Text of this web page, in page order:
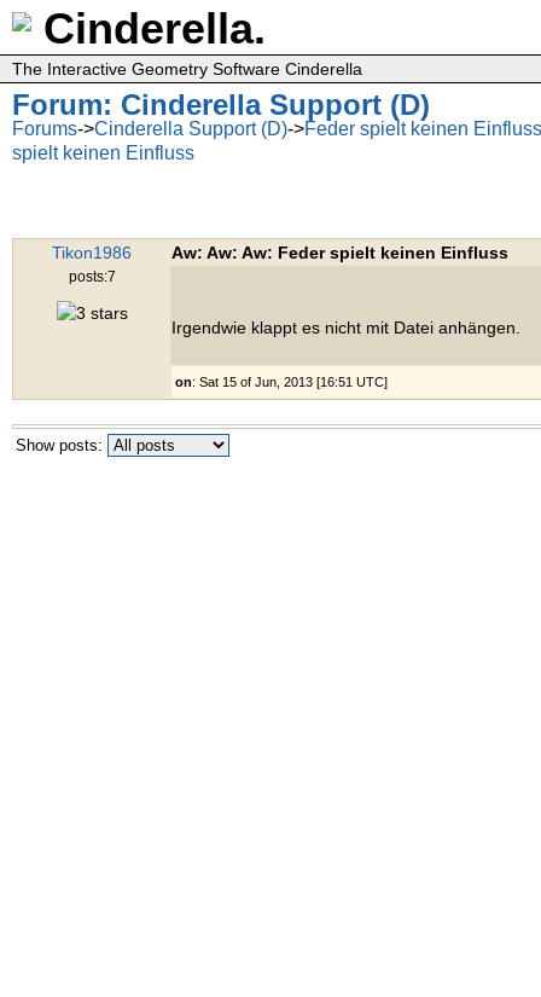
Cinderella.
The Interactive Geometry Software Cinderella
Forum: Cinderella Support (D)
Forums->Cinderella Support (D)->Feder spielt keinen Einfluss
spielt keinen Einfluss
Tikon1986
posts:7
Aw: Aw: Aw: Feder spielt keinen Einfluss
Irgendwie klappt es nicht mit Datei anhängen.
on: Sat 15 of Jun, 2013 [16:51 UTC]
Show posts: